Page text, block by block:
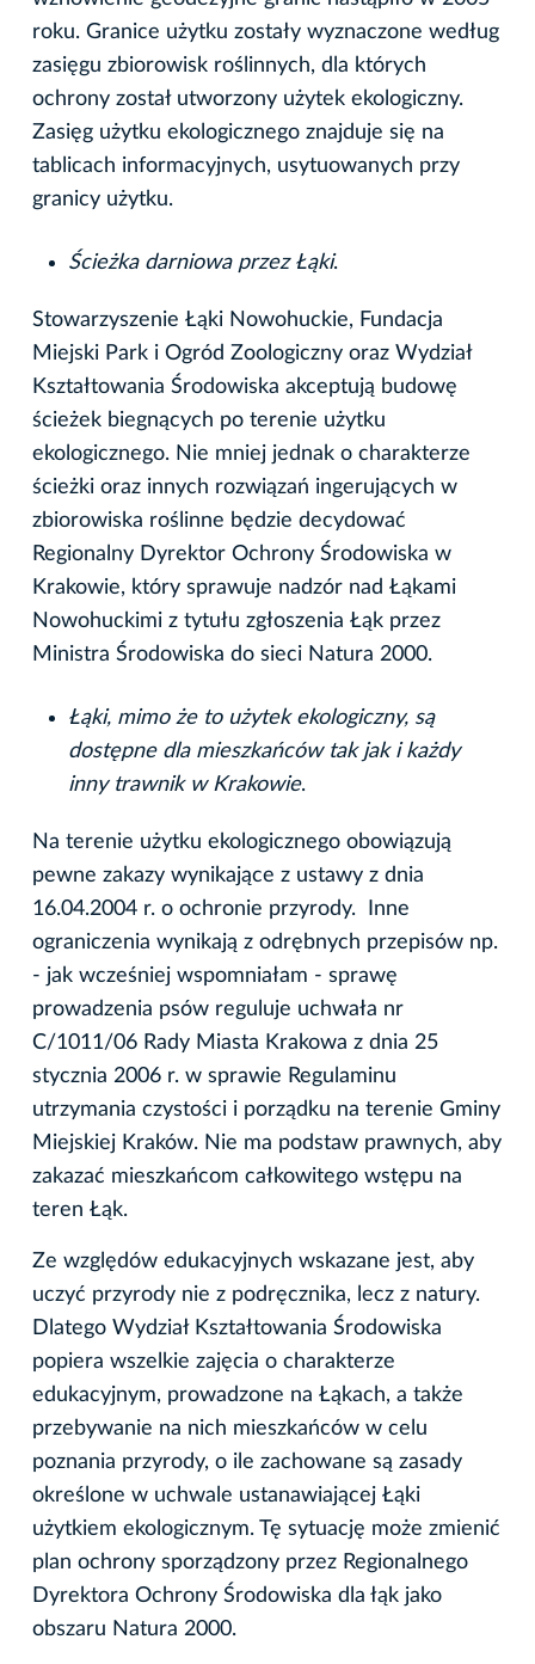
roku. Granice użytku zostały wyznaczone według
zasięgu zbiorowisk roślinnych, dla których
ochrony został utworzony użytek ekologiczny.
Zasięg użytku ekologicznego znajduje się na
tablicach informacyjnych, usytuowanych przy
granicy użytku.
Ścieżka darniowa przez Łąki.
Stowarzyszenie Łąki Nowohuckie, Fundacja
Miejski Park i Ogród Zoologiczny oraz Wydział
Kształtowania Środowiska akceptują budowę
ścieżek biegnących po terenie użytku
ekologicznego. Nie mniej jednak o charakterze
ścieżki oraz innych rozwiązań ingerujących w
zbiorowiska roślinne będzie decydować
Regionalny Dyrektor Ochrony Środowiska w
Krakowie, który sprawuje nadzór nad Łąkami
Nowohuckimi z tytułu zgłoszenia Łąk przez
Ministra Środowiska do sieci Natura 2000.
Łąki, mimo że to użytek ekologiczny, są
dostępne dla mieszkańców tak jak i każdy
inny trawnik w Krakowie.
Na terenie użytku ekologicznego obowiązują
pewne zakazy wynikające z ustawy z dnia
16.04.2004 r. o ochronie przyrody. Inne
ograniczenia wynikają z odrębnych przepisów np.
- jak wcześniej wspomniałam - sprawę
prowadzenia psów reguluje uchwała nr
C/1011/06 Rady Miasta Krakowa z dnia 25
stycznia 2006 r. w sprawie Regulaminu
utrzymania czystości i porządku na terenie Gminy
Miejskiej Kraków. Nie ma podstaw prawnych, aby
zakazać mieszkańcom całkowitego wstępu na
teren Łąk.
Ze względów edukacyjnych wskazane jest, aby
uczyć przyrody nie z podręcznika, lecz z natury.
Dlatego Wydział Kształtowania Środowiska
popiera wszelkie zajęcia o charakterze
edukacyjnym, prowadzone na Łąkach, a także
przebywanie na nich mieszkańców w celu
poznania przyrody, o ile zachowane są zasady
określone w uchwale ustanawiającej Łąki
użytkiem ekologicznym. Tę sytuację może zmienić
plan ochrony sporządzony przez Regionalnego
Dyrektora Ochrony Środowiska dla łąk jako
obszaru Natura 2000.